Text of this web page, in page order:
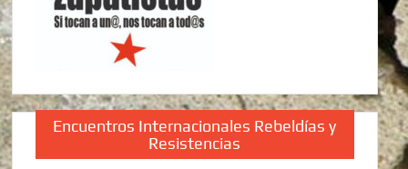
Encuentros Internacionales Rebeldías y
Resistencias